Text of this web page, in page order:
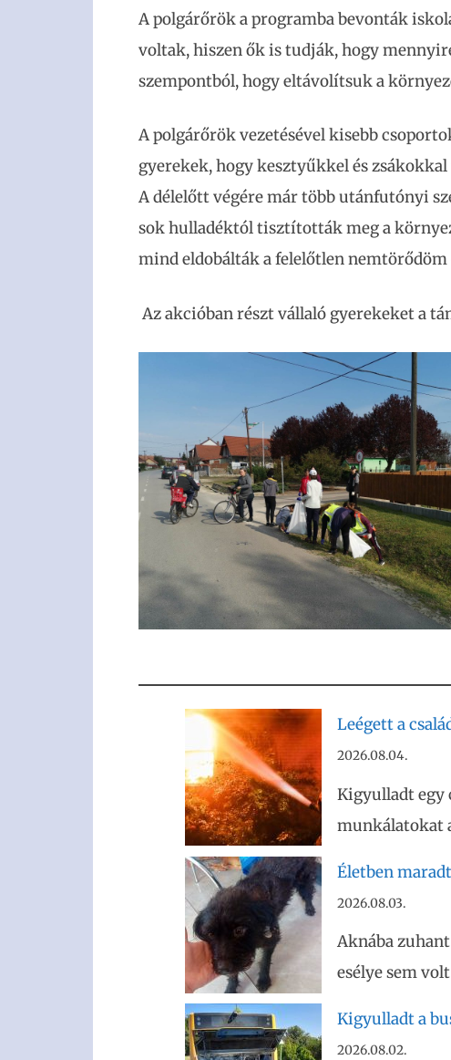
A polgárőrök a programba bevonták
voltak, hiszen ők is tudják, hogy
szempontból, hogy eltávolítsuk a
A polgárőrök vezetésével kisebb
gyerekek, hogy kesztyűkkel és
A délelőtt végére már több utánfutónyi
sok hulladéktól tisztították meg a
mind eldobálták a felelőtlen nemtörődöm
Az akcióban részt vállaló gyerekeket a
Leégett a
2026.08.04.
Kigyulladt egy
munkálatokat
Életben
2026.08.03.
Aknába
esélye sem
Kigyulladt a
2026.08.02.